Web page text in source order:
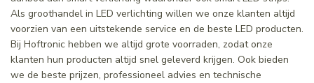
Als groothandel in LED verlichting willen we onze klanten altijd
voorzien van een uitstekende service en de beste LED producten.
Bij Hoftronic hebben we altijd grote voorraden, zodat onze
klanten hun producten altijd snel geleverd krijgen. Ook bieden
we de beste prijzen, professioneel advies en technische